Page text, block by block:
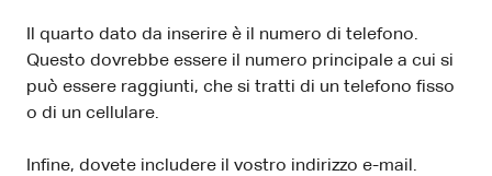
Il quarto dato da inserire è il numero di telefono.
Questo dovrebbe essere il numero principale a cui si
può essere raggiunti, che si tratti di un telefono fisso
o di un cellulare.
Infine, dovete includere il vostro indirizzo e-mail.